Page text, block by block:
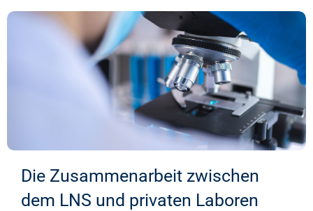
Die Zusammenarbeit zwischen
dem LNS und privaten Laboren